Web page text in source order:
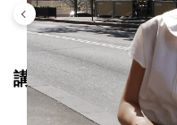
講師の評価